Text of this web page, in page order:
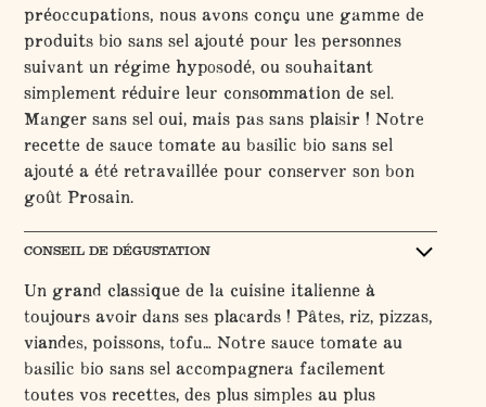
préoccupations, nous avons conçu une gamme de
produits bio sans sel ajouté pour les personnes
suivant un régime hyposodé, ou souhaitant
simplement réduire leur consommation de sel.
Manger sans sel oui, mais pas sans plaisir ! Notre
recette de sauce tomate au basilic bio sans sel
ajouté a été retravaillée pour conserver son bon
goût Prosain.
CONSEIL DE DÉGUSTATION
Un grand classique de la cuisine italienne à
toujours avoir dans ses placards ! Pâtes, riz, pizzas,
viandes, poissons, tofu… Notre sauce tomate au
basilic bio sans sel accompagnera facilement
toutes vos recettes, des plus simples au plus